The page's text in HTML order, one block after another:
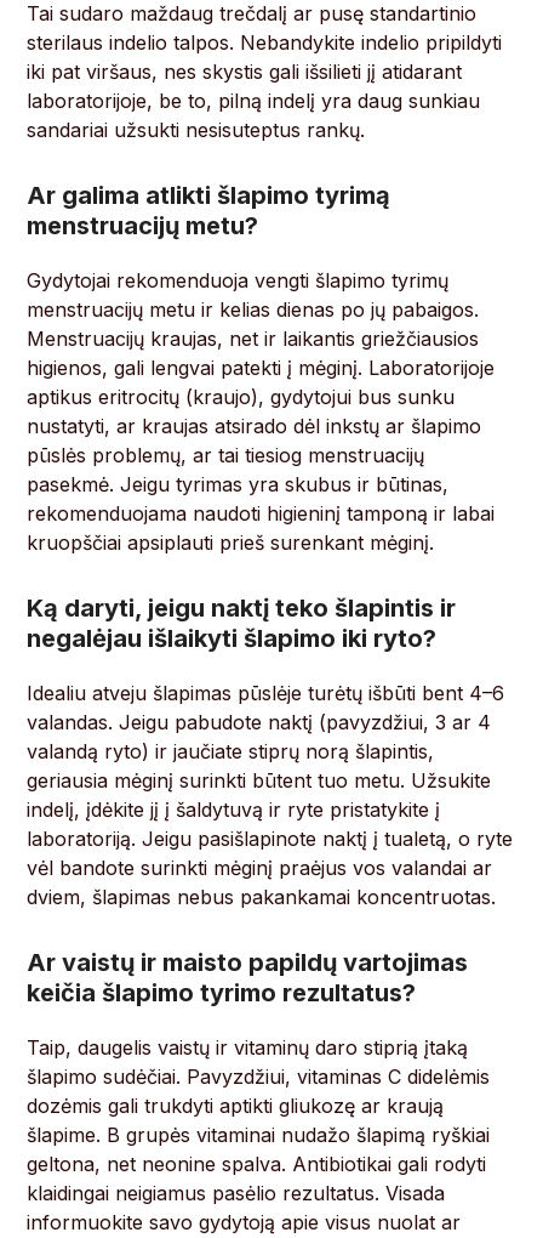
Tai sudaro maždaug trečdalį ar pusę standartinio
sterilaus indelio talpos. Nebandykite indelio pripildyti
iki pat viršaus, nes skystis gali išsilieti jį atidarant
laboratorijoje, be to, pilną indelį yra daug sunkiau
sandariai užsukti nesisuteptus rankų.
Ar galima atlikti šlapimo tyrimą
menstruacijų metu?
Gydytojai rekomenduoja vengti šlapimo tyrimų
menstruacijų metu ir kelias dienas po jų pabaigos.
Menstruacijų kraujas, net ir laikantis griežčiausios
higienos, gali lengvai patekti į mėginį. Laboratorijoje
aptikus eritrocitų (kraujo), gydytojui bus sunku
nustatyti, ar kraujas atsirado dėl inkstų ar šlapimo
pūslės problemų, ar tai tiesiog menstruacijų
pasekmė. Jeigu tyrimas yra skubus ir būtinas,
rekomenduojama naudoti higieninį tamponą ir labai
kruopščiai apsiplauti prieš surenkant mėginį.
Ką daryti, jeigu naktį teko šlapintis ir
negalėjau išlaikyti šlapimo iki ryto?
Idealiu atveju šlapimas pūslėje turėtų išbūti bent 4–6
valandas. Jeigu pabudote naktį (pavyzdžiui, 3 ar 4
valandą ryto) ir jaučiate stiprų norą šlapintis,
geriausia mėginį surinkti būtent tuo metu. Užsukite
indelį, įdėkite jį į šaldytuvą ir ryte pristatykite į
laboratoriją. Jeigu pasišlapinote naktį į tualetą, o ryte
vėl bandote surinkti mėginį praėjus vos valandai ar
dviem, šlapimas nebus pakankamai koncentruotas.
Ar vaistų ir maisto papildų vartojimas
keičia šlapimo tyrimo rezultatus?
Taip, daugelis vaistų ir vitaminų daro stiprią įtaką
šlapimo sudėčiai. Pavyzdžiui, vitaminas C didelėmis
dozėmis gali trukdyti aptikti gliukozę ar kraują
šlapime. B grupės vitaminai nudažo šlapimą ryškiai
geltona, net neonine spalva. Antibiotikai gali rodyti
klaidingai neigiamus pasėlio rezultatus. Visada
informuokite savo gydytoją apie visus nuolat ar